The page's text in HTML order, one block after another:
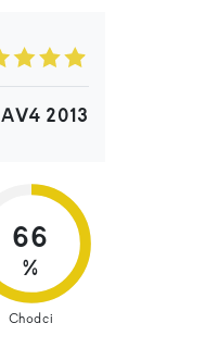
2013
66
%
Chodci